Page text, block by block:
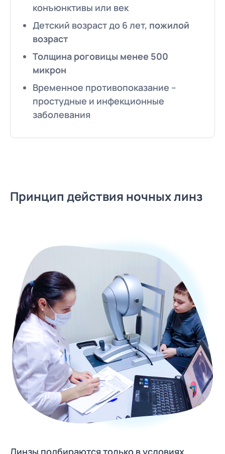
конъюнктивы или век
Детский возраст до 6 лет, пожилой
возраст
Толщина роговицы менее 500
микрон
Временное противопоказание –
простудные и инфекционные
заболевания
Принцип действия ночных линз